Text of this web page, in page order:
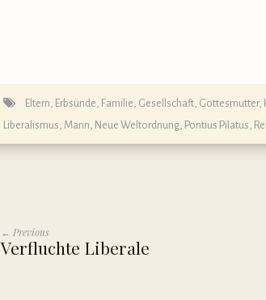
Eltern Erbsünde Familie Gesellschaft Gottesmutter,
Liberalismus Mann Neue Weltordnung Pontius Pilatus
← Previous
Verfluchte Liberale